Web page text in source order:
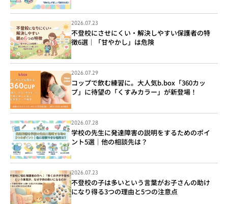
2026.07.23
不登校にさせにくい・解決しやすい保護者の特
徴6選｜「甘やかし」は危険
2026.07.29
コップで飲む練習に。大人気b.box「360カッ
プ」に待望の「くすみカラー」が新登場！
2026.07.28
学校の先生に発達障害の説明をするためのポイ
ント5選｜他の相談先は？
2026.07.23
不登校の子は多いという言葉がお子さんの助け
になり得る3つの理由と5つの注意点